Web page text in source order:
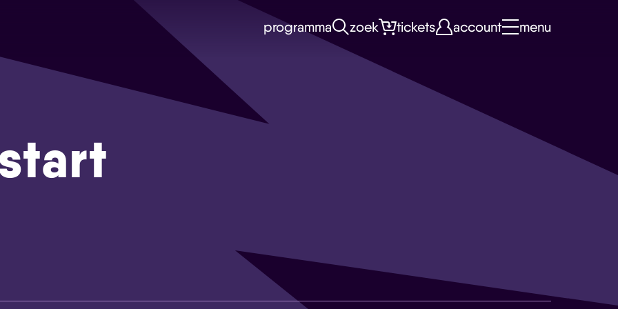
programma zoek tickets account menu